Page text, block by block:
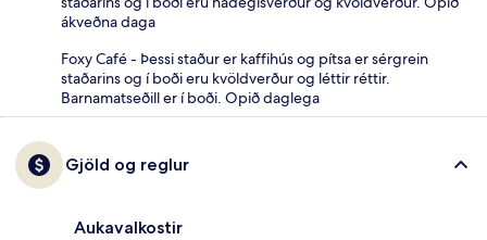
ákveðna daga
Foxy Café - Þessi staður er kaffihús og pítsa er sérgrein
staðarins og í boði eru kvöldverður og léttir réttir.
Barnamatseðill er í boði. Opið daglega
Gjöld og reglur
Aukavalkostir